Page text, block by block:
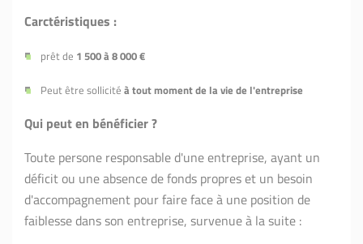
Carctéristiques :
prêt de 1 500 à 8 000 €
Peut être sollicité à tout moment de la vie de l'entreprise
Qui peut en bénéficier ?
Toute persone responsable d'une entreprise, ayant un
déficit ou une absence de fonds propres et un besoin
d'accompagnement pour faire face à une position de
faiblesse dans son entreprise, survenue à la suite :